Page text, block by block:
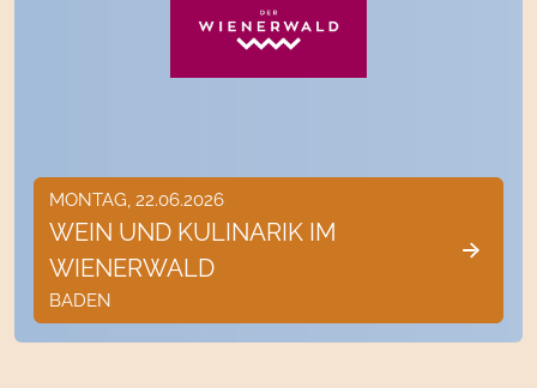
MONTAG, 22.06.2026
WEIN UND KULINARIK IM
WIENERWALD
BADEN